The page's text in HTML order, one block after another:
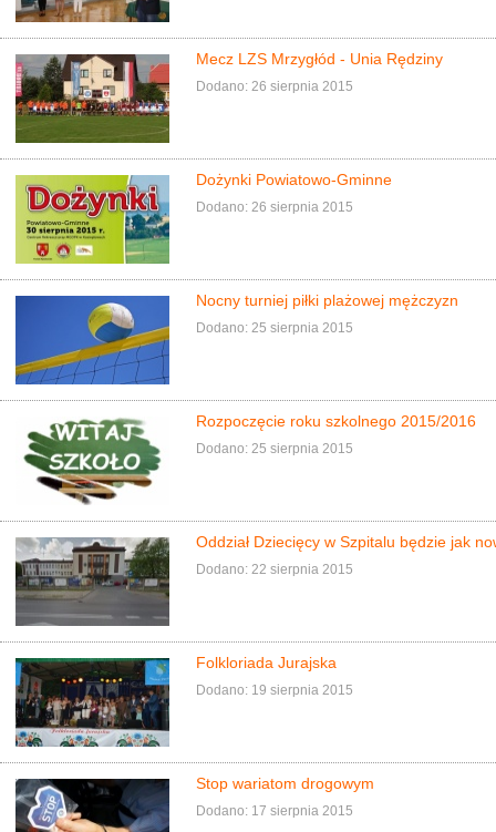
Mecz LZS Mrzygłód - Unia Rędziny
Dodano: 26 sierpnia 2015
Dożynki Powiatowo-Gminne
Dodano: 26 sierpnia 2015
Nocny turniej piłki plażowej mężczyzn
Dodano: 25 sierpnia 2015
Rozpoczęcie roku szkolnego 2015/2016
Dodano: 25 sierpnia 2015
Oddział Dziecięcy w Szpitalu będzie jak
Dodano: 22 sierpnia 2015
Folkloriada Jurajska
Dodano: 19 sierpnia 2015
Stop wariatom drogowym
Dodano: 17 sierpnia 2015